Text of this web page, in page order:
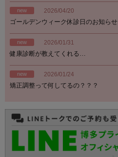
new 2026/04/20
ゴールデンウィーク休診日のお知らせ
new 2026/01/31
健康診断が教えてくれる…
new 2026/01/24
矯正調整って何してるの？？？